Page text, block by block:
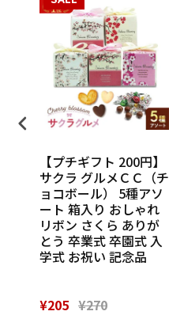
【プチギフト 200円】
サクラ グルメＣＣ（チ
ョコボール） 5種アソ
ート 箱入り おしゃれ
リボン さくら ありが
とう 卒業式 卒園式 入
学式 お祝い 記念品
¥205 ¥270